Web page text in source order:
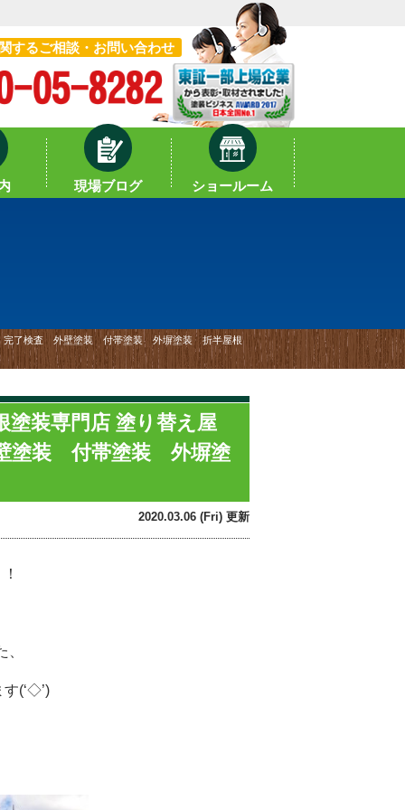
するご相談・お問い合わせ
現場ブログ ショールーム
｜完了検査 外壁塗装 付帯塗装 外塀塗装 折半屋根
塗装専門店 塗り替え屋
塗装 付帯塗装 外塀塗
2020.03.06 (Fri) 更新
(‘◇’)ゞ